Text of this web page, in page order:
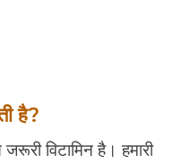
है?
विटामिन है। हमारी